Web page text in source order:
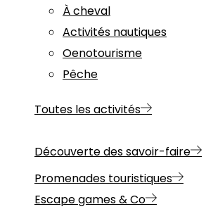
À cheval
Activités nautiques
Oenotourisme
Pêche
Toutes les activités
Découverte des savoir-faire
Promenades touristiques
Escape games & Co